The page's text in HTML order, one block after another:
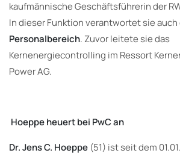
kaufmännische Geschäftsführerin der
In dieser Funktion verantwortet sie auch
Personalbereich. Zuvor leitete sie das
Kernenergiecontrolling im Ressort
Power AG.
Hoeppe heuert bei PwC an
Dr. Jens C. Hoeppe (51) ist seit dem